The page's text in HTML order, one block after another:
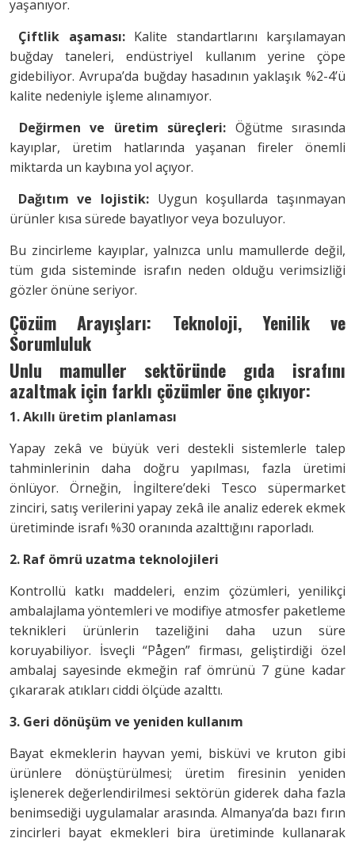
yaşanıyor.
Çiftlik aşaması:Kalite standartlarını karşılamayan
buğday taneleri, endüstriyel kullanım yerine çöpe
gidebiliyor. Avrupa’da buğday hasadının yaklaşık %2-4’ü
kalite nedeniyle işleme alınamıyor.
Değirmen ve üretim süreçleri: Öğütme sırasında
kayıplar, üretim hatlarında yaşanan fireler önemli
miktarda un kaybına yol açıyor.
Dağıtım ve lojistik: Uygun koşullarda taşınmayan
ürünler kısa sürede bayatlıyor veya bozuluyor.
Bu zincirleme kayıplar, yalnızca unlu mamullerde değil,
tüm gıda sisteminde israfın neden olduğu verimsizliği
gözler önüne seriyor.
Çözüm Arayışları: Teknoloji, Yenilik ve
Sorumluluk
Unlu mamuller sektöründe gıda israfını
azaltmak için farklı çözümler öne çıkıyor:
1. Akıllı üretim planlaması
Yapay zekâ ve büyük veri destekli sistemlerle talep
tahminlerinin daha doğru yapılması, fazla üretimi
önlüyor. Örneğin, İngiltere’deki Tesco süpermarket
zinciri, satış verilerini yapay zekâ ile analiz ederek ekmek
üretiminde israfı %30 oranında azalttığını raporladı.
2. Raf ömrü uzatma teknolojileri
Kontrollü katkı maddeleri, enzim çözümleri, yenilikçi
ambalajlama yöntemleri ve modifiye atmosfer paketleme
teknikleri ürünlerin tazeliğini daha uzun süre
koruyabiliyor. İsveçli “Pågen” firması, geliştirdiği özel
ambalaj sayesinde ekmeğin raf ömrünü 7 güne kadar
çıkararak atıkları ciddi ölçüde azalttı.
3. Geri dönüşüm ve yeniden kullanım
Bayat ekmeklerin hayvan yemi, bisküvi ve kruton gibi
ürünlere dönüştürülmesi; üretim firesinin yeniden
işlenerek değerlendirilmesi sektörün giderek daha fazla
benimsediği uygulamalar arasında. Almanya’da bazı fırın
zincirleri bayat ekmekleri bira üretiminde kullanarak